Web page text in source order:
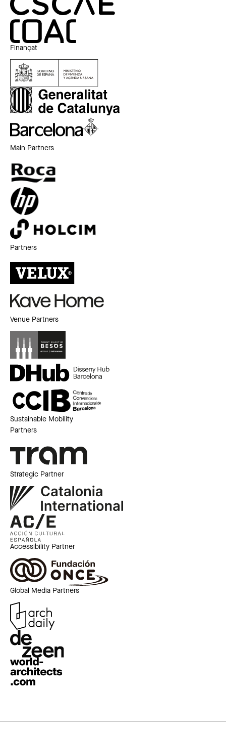
Finançat
Main Partners
Partners
Venue Partners
Sustainable Mobility
Partners
Strategic Partner
Accessibility Partner
Global Media Partners